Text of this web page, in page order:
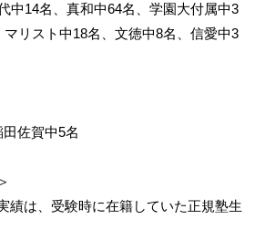
中14名、真和中64名、学園大付属中3
リスト中18名、文徳中8名、信愛中3
佐賀中5名
績は、受験時に在籍していた正規塾生